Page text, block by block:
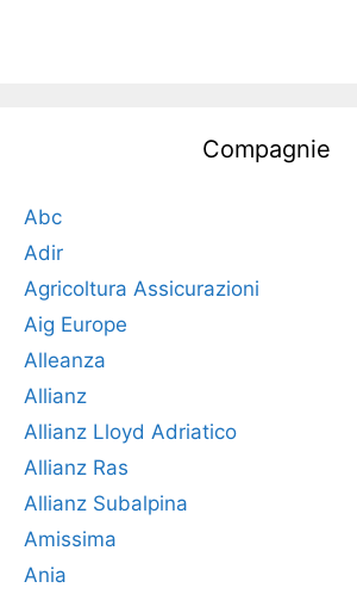
Compagnie
Abc
Adir
Agricoltura Assicurazioni
Aig Europe
Alleanza
Allianz
Allianz Lloyd Adriatico
Allianz Ras
Allianz Subalpina
Amissima
Ania